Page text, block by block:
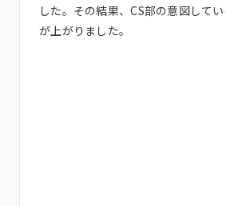
した。その結果、CS部の意図して
が上がりました。